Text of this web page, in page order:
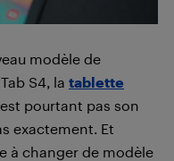
modèle de
S4, la tablette
pourtant pas son
exactement. Et
à changer de modèle